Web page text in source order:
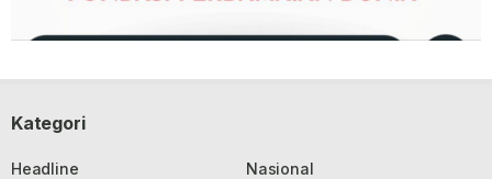
Kategori
Headline
Nasional